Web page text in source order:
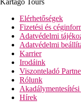
Kartago Tours
Elérhetőségek
Fizetési és
Adatvédelmi
Adatvédelmi
Karrier
Irodáink
Viszonteladó
Rólunk
Hírek